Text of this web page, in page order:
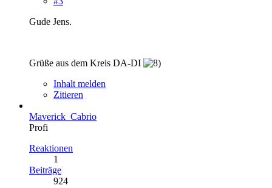
Gude Jens.
Grüße aus dem Kreis DA-DI
Inhalt melden
Zitieren
Maverick_Cabrio
Profi
Reaktionen
1
Beiträge
924